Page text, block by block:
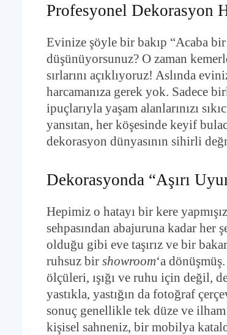
Profesyonel Dekorasyon
Evinize şöyle bir bakıp “Acaba
düşünüyorsunuz? O zaman
sırlarını açıklıyoruz! Aslında
harcamanıza gerek yok. Sadece
ipuçlarıyla yaşam alanlarınızı
yansıtan, her köşesinde keyif
dekorasyon dünyasının sihirli
Dekorasyonda “Aşırı
Hepimiz o hatayı bir kere
sehpasından abajuruna kadar her
olduğu gibi eve taşırız ve bir
ruhsuz bir showroom‘a
ölçüleri, ışığı ve ruhu için değil,
yastıkla, yastığın da fotoğraf
sonuç genellikle tek düze ve
kişisel sahneniz, bir mobilya